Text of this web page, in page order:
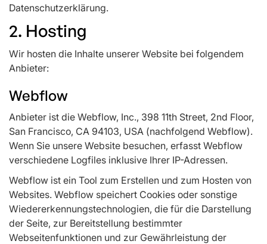
Datenschutzerklärung.
2. Hosting
Wir hosten die Inhalte unserer Website bei folgendem
Anbieter:
Webflow
Anbieter ist die Webflow, Inc., 398 11th Street, 2nd Floor,
San Francisco, CA 94103, USA (nachfolgend Webflow).
Wenn Sie unsere Website besuchen, erfasst Webflow
verschiedene Logfiles inklusive Ihrer IP-Adressen.
Webflow ist ein Tool zum Erstellen und zum Hosten von
Websites. Webflow speichert Cookies oder sonstige
Wiedererkennungstechnologien, die für die Darstellung
der Seite, zur Bereitstellung bestimmter
Webseitenfunktionen und zur Gewährleistung der